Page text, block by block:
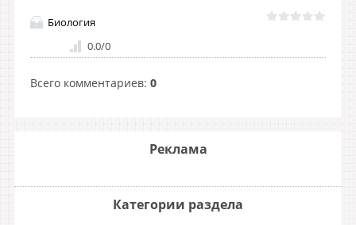
Биология
0.0/0
Всего комментариев: 0
Реклама
Категории раздела